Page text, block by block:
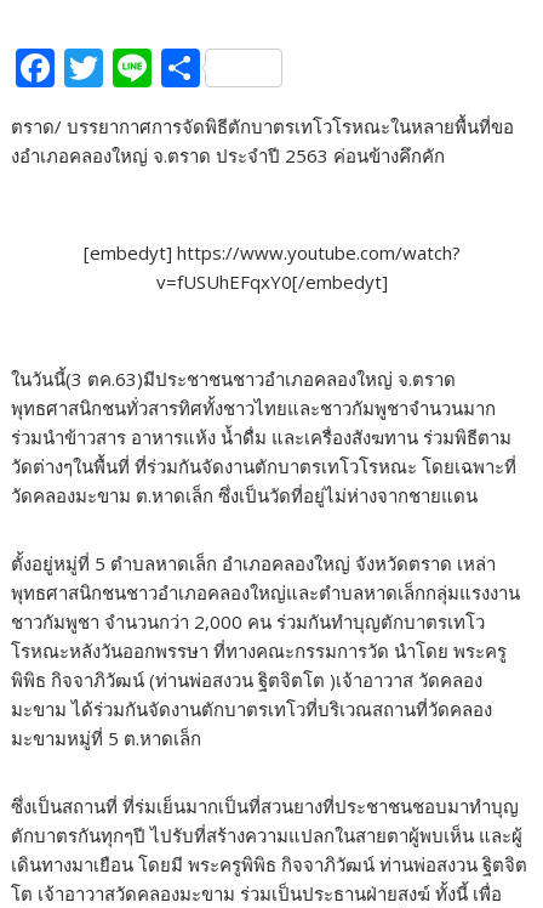
F
e
T
itt
er
Li
e
S
h
ar
ตราด/ บรรยากาศการจัดพิธีตักบาตรเทโวโรหณะในหลายพื้นที่ขอ
งอําเภอคลองใหญ่ จ.ตราด ประจำปี 2563 ค่อนข้างคึกคัก
[embedyt] https://www.youtube.com/watch?
v=fUSUhEFqxY0[/embedyt]
ในวันนี้(3 ตค.63)มีประชาชนชาวอําเภอคลองใหญ่ จ.ตราด
พุทธศาสนิกชนทั่วสารทิศทั้งชาวไทยและชาวกัมพูชาจำนวนมาก
ร่วมนำข้าวสาร อาหารแห้ง น้ำดื่ม และเครื่องสังฆทาน ร่วมพิธีตาม
วัดต่างๆในพื้นที่ ที่ร่วมกันจัดงานตักบาตรเทโวโรหณะ โดยเฉพาะที่
วัดคลองมะขาม ต.หาดเล็ก ซึ่งเป็นวัดที่อยู่ไม่ห่างจากชายแดน
ตั้งอยู่หมู่ที่ 5 ตำบลหาดเล็ก อำเภอคลองใหญ่ จังหวัดตราด เหล่า
พุทธศาสนิกชนชาวอําเภอคลองใหญ่และตําบลหาดเล็กกลุ่มแรงงาน
ชาวกัมพูชา จำนวนกว่า 2,000 คน ร่วมกันทำบุญตักบาตรเทโว
โรหณะหลังวันออกพรรษา ที่ทางคณะกรรมการวัด นำโดย พระครู
พิพิธ กิจจาภิวัฒน์ (ท่านพ่อสงวน ฐิตจิตโต )เจ้าอาวาส วัดคลอง
มะขาม ได้ร่วมกันจัดงานตักบาตรเทโวที่บริเวณสถานที่วัดคลอง
มะขามหมู่ที่ 5 ต.หาดเล็ก
ซึ่งเป็นสถานที่ ที่ร่มเย็นมากเป็นที่สวนยางที่ประชาชนชอบมาทําบุญ
ตักบาตรกันทุกๆปี ไปรับที่สร้างความแปลกในสายตาผู้พบเห็น และผู้
เดินทางมาเยือน โดยมี พระครูพิพิธ กิจจาภิวัฒน์ ท่านพ่อสงวน ฐิตจิต
โต เจ้าอาวาสวัดคลองมะขาม ร่วมเป็นประธานฝ่ายสงฆ์ ทั้งนี้ เพื่อ